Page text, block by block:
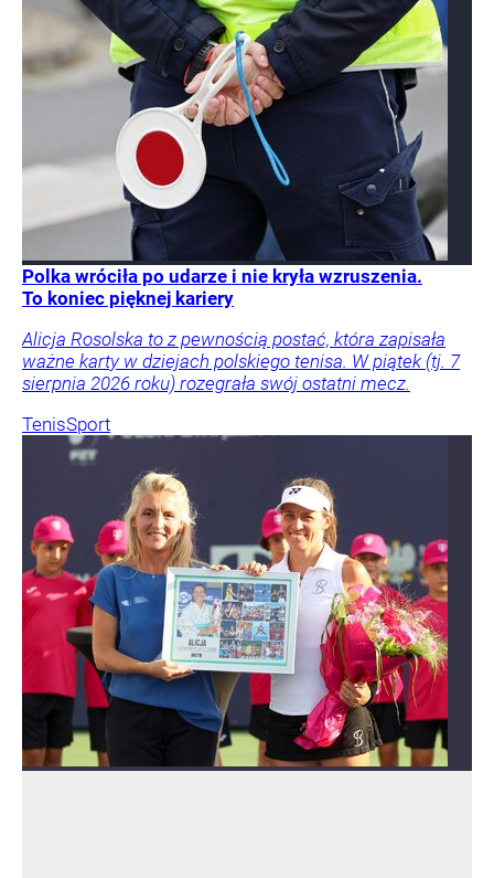
Polka wróciła po udarze i nie kryła wzruszenia.
To koniec pięknej kariery
Alicja Rosolska to z pewnością postać, która zapisała
ważne karty w dziejach polskiego tenisa. W piątek (tj. 7
sierpnia 2026 roku) rozegrała swój ostatni mecz.
TenisSport